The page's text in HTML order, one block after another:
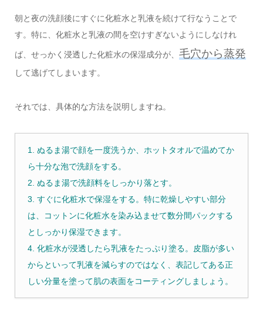
朝と夜の洗顔後にすぐに化粧水と乳液を続けて行なうことで
す。特に、化粧水と乳液の間を空けすぎないようにしなけれ
ば、せっかく浸透した化粧水の保湿成分が、 毛穴から蒸発
して逃げてしまいます。
それでは、具体的な方法を説明しますね。
1. ぬるま湯で顔を一度洗うか、ホットタオルで温めてか
ら十分な泡で洗顔をする。
2. ぬるま湯で洗顔料をしっかり落とす。
3. すぐに化粧水で保湿をする。特に乾燥しやすい部分
は、コットンに化粧水を染み込ませて数分間パックする
としっかり保湿できます。
4. 化粧水が浸透したら乳液をたっぷり塗る。皮脂が多い
からといって乳液を減らすのではなく、表記してある正
しい分量を塗って肌の表面をコーティングしましょう。